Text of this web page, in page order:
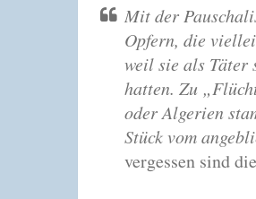
Mit der
Opfern, die
weil sie als Täter
hatten. Zu
oder Algerien
Stück vom
vergessen sind